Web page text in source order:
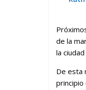
de la
la
De esta
principio